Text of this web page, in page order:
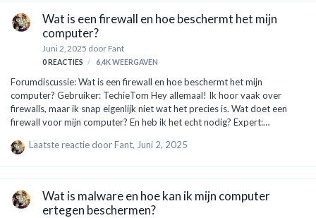
voelt. Zit comfortabel: Je hoeft geen speciale houding aan te nemen.
Gewoon zitten op een stoel, op de grond m…
Wat is een firewall en hoe beschermt het mijn
computer?
Juni 2, 2025 door Fant
0REACTIES 6,4K WEERGAVEN
Forumdiscussie: Wat is een firewall en hoe beschermt het mijn
computer? Gebruiker: TechieTom Hey allemaal! Ik hoor vaak over
firewalls, maar ik snap eigenlijk niet wat het precies is. Wat doet een
firewall voor mijn computer? En heb ik het echt nodig? Expert:
houden. Een firewall is als een veiligheidsdeur voor je computer. Stel je
niet binnen mag komen. Het houdt schadelijke bedreigingen buiten,
zoals virussen en hackers. Er zijn twee soorten firewalls: H…
Laatste reactie doorFant, Juni 2, 2025
Wat is malware en hoe kan ik mijn computer
ertegen beschermen?